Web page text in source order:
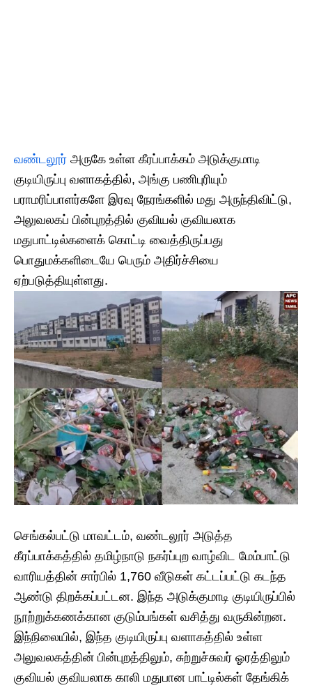
வண்டலூர் அருகே உள்ள கீரப்பாக்கம் அடுக்குமாடி
குடியிருப்பு வளாகத்தில், அங்கு பணிபுரியும்
பராமரிப்பாளர்களே இரவு நேரங்களில் மது அருந்திவிட்டு,
அலுவலகப் பின்புறத்தில் குவியல் குவியலாக
மதுபாட்டில்களைக் கொட்டி வைத்திருப்பது
பொதுமக்களிடையே பெரும் அதிர்ச்சியை
ஏற்படுத்தியுள்ளது.
​செங்கல்பட்டு மாவட்டம், வண்டலூர் அடுத்த
கீரப்பாக்கத்தில் தமிழ்நாடு நகர்ப்புற வாழ்விட மேம்பாட்டு
வாரியத்தின் சார்பில் 1,760 வீடுகள் கட்டப்பட்டு கடந்த
ஆண்டு திறக்கப்பட்டன. இந்த அடுக்குமாடி குடியிருப்பில்
நூற்றுக்கணக்கான குடும்பங்கள் வசித்து வருகின்றன. ​
இந்நிலையில், இந்த குடியிருப்பு வளாகத்தில் உள்ள
அலுவலகத்தின் பின்புறத்திலும், சுற்றுச்சுவர் ஓரத்திலும்
குவியல் குவியலாக காலி மதுபான பாட்டில்கள் தேங்கிக்